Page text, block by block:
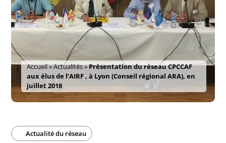
Accueil»Actualités»Présentation du réseau CPCCAF
aux élus de l’AIRF , à Lyon (Conseil régional ARA), en
juillet 2018
Actualité du réseau